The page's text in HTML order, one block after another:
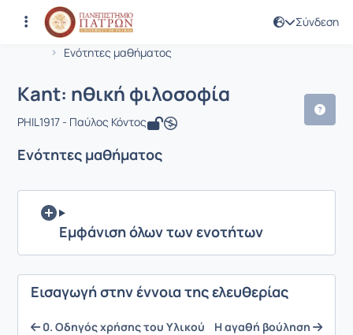
Σύνδεση
Αρχική Σελίδα
Ενότητες μαθήματος
Μάθημα : Kant: ηθική φιλοσοφία
Κωδικός : PHIL1917
Kant: ηθική φιλοσοφία
PHIL1917 - Παύλος Κόντος
Ενότητες μαθήματος
Εμφάνιση όλων των ενοτήτων
Εισαγωγή στην έννοια της ελευθερίας
0. Οδηγός χρήσης του Υλικού Η αγαθή βούληση